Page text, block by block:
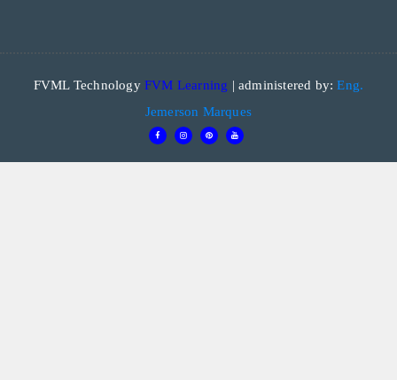
FVML Technology FVM Learning | administered by:Eng.
Jemerson Marques